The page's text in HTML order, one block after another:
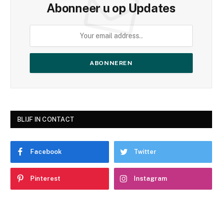
Abonneer u op Updates
BLIJF IN CONTACT
Facebook Twitter
Pinterest Instagram